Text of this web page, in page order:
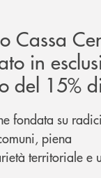
Cassa
in
del 15%
1884
fondata su radici
piena
territoriale e